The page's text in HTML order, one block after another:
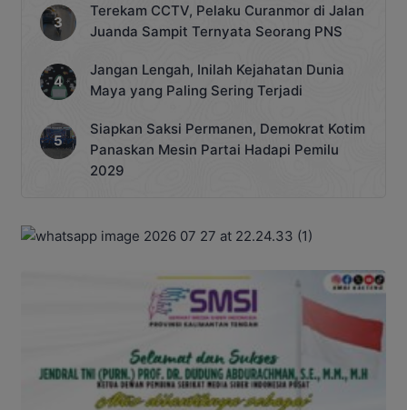
Terekam CCTV, Pelaku Curanmor di Jalan
Juanda Sampit Ternyata Seorang PNS
Jangan Lengah, Inilah Kejahatan Dunia
Maya yang Paling Sering Terjadi
Siapkan Saksi Permanen, Demokrat Kotim
Panaskan Mesin Partai Hadapi Pemilu
2029